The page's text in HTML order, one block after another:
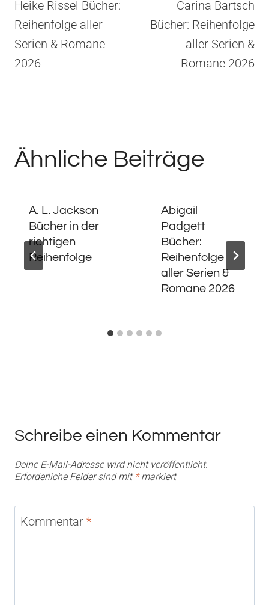
Heike Rissel Bücher:
Reihenfolge aller
Serien & Romane
2026
Carina Bartsch
Bücher: Reihenfolge
aller Serien &
Romane 2026
Ähnliche Beiträge
A. L. Jackson
Bücher in der
richtigen
Reihenfolge
Abigail
Padgett
Bücher:
Reihenfolge
aller Serien &
Romane 2026
Schreibe einen Kommentar
Deine E-Mail-Adresse wird nicht veröffentlicht.
Erforderliche Felder sind mit *markiert
Kommentar *